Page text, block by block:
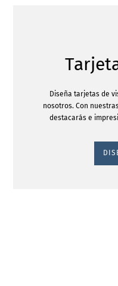
Diseña tarjetas de
nosotros. Con
destacarás e